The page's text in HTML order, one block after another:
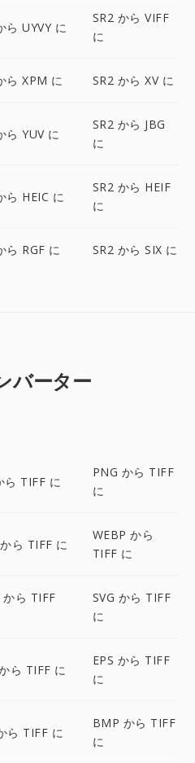
ら UYVY に
SR2 から VIFF
に
ら XPM に SR2 から XV に
ら YUV に
SR2 から JBG
に
ら HEIC に
SR2 から HEIF
に
ら RGF に SR2 から SIX に
バーター
ら TIFF に
PNG から TIFF
に
ら TIFF に
WEBP から
TIFF に
から TIFF
SVG から TIFF
に
ら TIFF に
EPS から TIFF
に
ら TIFF に
BMP から TIFF
に